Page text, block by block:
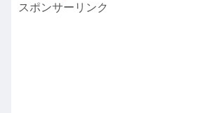
スポンサーリンク